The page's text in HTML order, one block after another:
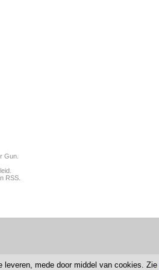
Gun.
RSS.
mede door middel van cookies. Zie